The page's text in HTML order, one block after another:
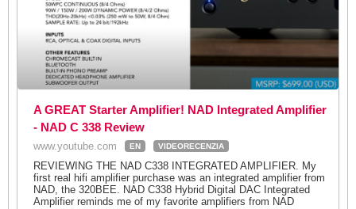
A GREAT Starter Amplifier! NAD Integrated Amplifier
- NAD C 338 Review
www.youtube.com EN VIDEORECENZIA
REVIEWING THE NAD C338 INTEGRATED AMPLIFIER. My
first real hifi amplifier purchase was an integrated amplifier from
NAD, the 320BEE. NAD C338 Hybrid Digital DAC Integrated
Amplifier reminds me of my favorite amplifiers from NAD